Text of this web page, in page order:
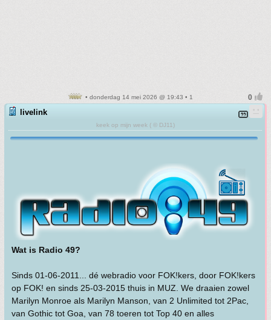
• donderdag 14 mei 2026 @ 19:43 • 1
livelink
keek op mijn week ( © DJ11)
Wat is Radio 49?
Sinds 01-06-2011... dé webradio voor FOK!kers, door FOK!kers
op FOK! en sinds 25-03-2015 thuis in MUZ. We draaien zowel
Marilyn Monroe als Marilyn Manson, van 2 Unlimited tot 2Pac,
van Gothic tot Goa, van 78 toeren tot Top 40 en alles